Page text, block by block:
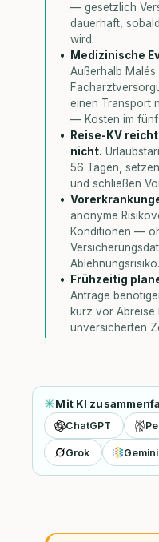
— gesetzlich
dauerhaft,
wird.
Medizinische
Außerhalb Malés
einen Transport
— Kosten im
Reise-KV
nicht.
56 Tagen,
und schließen
anonyme
Konditionen —
Ablehnungsrisiko.
Frühzeitig
Anträge
kurz vor Abreise
unversicherten
Mit KI
ChatGPT
Grok Gemini